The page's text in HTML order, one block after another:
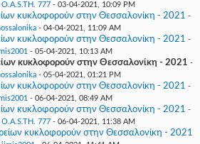
777- 03-04-2021, 10:09 PM
κυκλοφορούν στην Θεσσαλονίκη - 2021 -
- 04-04-2021, 11:09 AM
κυκλοφορούν στην Θεσσαλονίκη - 2021 -
- 05-04-2021, 10:13 AM
κυκλοφορούν στην Θεσσαλονίκη - 2021 -
- 05-04-2021, 01:21 PM
κυκλοφορούν στην Θεσσαλονίκη - 2021 -
- 06-04-2021, 08:49 AM
κυκλοφορούν στην Θεσσαλονίκη - 2021 -
777- 06-04-2021, 11:38 AM
κυκλοφορούν στην Θεσσαλονίκη - 2021